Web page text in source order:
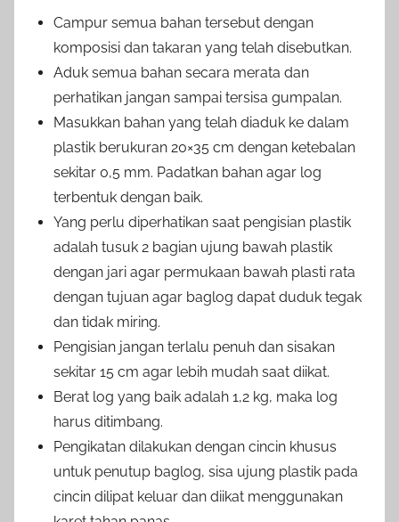
Campur semua bahan tersebut dengan
komposisi dan takaran yang telah disebutkan.
Aduk semua bahan secara merata dan
perhatikan jangan sampai tersisa gumpalan.
Masukkan bahan yang telah diaduk ke dalam
plastik berukuran 20×35 cm dengan ketebalan
sekitar 0,5 mm. Padatkan bahan agar log
terbentuk dengan baik.
Yang perlu diperhatikan saat pengisian plastik
adalah tusuk 2 bagian ujung bawah plastik
dengan jari agar permukaan bawah plasti rata
dengan tujuan agar baglog dapat duduk tegak
dan tidak miring.
Pengisian jangan terlalu penuh dan sisakan
sekitar 15 cm agar lebih mudah saat diikat.
Berat log yang baik adalah 1,2 kg, maka log
harus ditimbang.
Pengikatan dilakukan dengan cincin khusus
untuk penutup baglog, sisa ujung plastik pada
cincin dilipat keluar dan diikat menggunakan